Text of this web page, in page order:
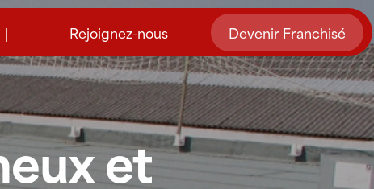
| Rejoignez-nous Devenir Franchisé
et